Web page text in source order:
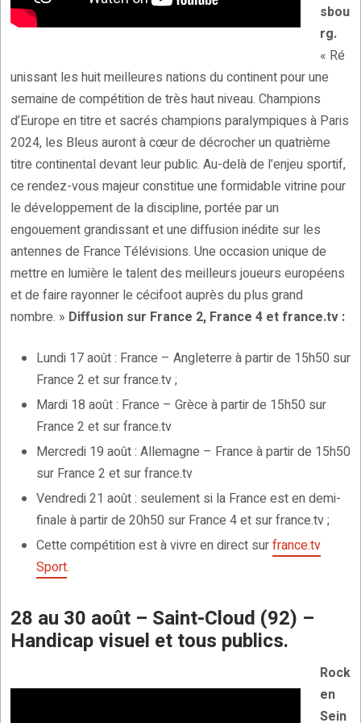
sbou
rg.
« Ré
unissant les huit meilleures nations du continent pour une
semaine de compétition de très haut niveau. Champions
d’Europe en titre et sacrés champions paralympiques à Paris
2024, les Bleus auront à cœur de décrocher un quatrième
titre continental devant leur public. Au-delà de l’enjeu sportif,
ce rendez-vous majeur constitue une formidable vitrine pour
le développement de la discipline, portée par un
engouement grandissant et une diffusion inédite sur les
antennes de France Télévisions. Une occasion unique de
mettre en lumière le talent des meilleurs joueurs européens
et de faire rayonner le cécifoot auprès du plus grand
nombre. » Diffusion sur France 2, France 4 et france.tv :
Lundi 17 août : France – Angleterre à partir de 15h50 sur
France 2 et sur france.tv ;
Mardi 18 août : France – Grèce à partir de 15h50 sur
France 2 et sur france.tv
Mercredi 19 août : Allemagne – France à partir de 15h50
sur France 2 et sur france.tv
Vendredi 21 août : seulement si la France est en demi-
finale à partir de 20h50 sur France 4 et sur france.tv ;
Cette compétition est à vivre en direct surfrance.tv
Sport.
28 au 30 août – Saint-Cloud (92) –
Handicap visuel et tous publics.
Rock
en
Sein